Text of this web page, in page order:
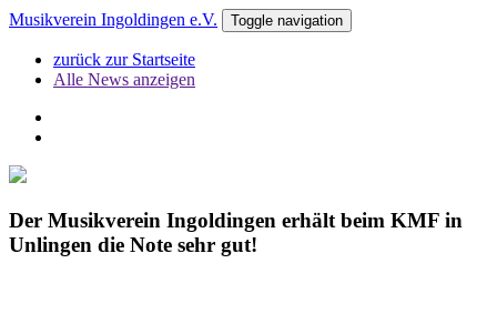
Musikverein Ingoldingen e.V. Toggle navigation
zurück zur Startseite
Alle News anzeigen
Der Musikverein Ingoldingen erhält beim KMF in
Unlingen die Note sehr gut!